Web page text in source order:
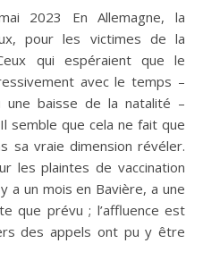
pour les victimes de la
qui espéraient que le
avec le temps –
une baisse de la natalité –
semble que cela ne fait que
sa vraie dimension révéler.
les plaintes de vaccination
a un mois en Bavière, a une
que prévu ; l’affluence est
des appels ont pu y être